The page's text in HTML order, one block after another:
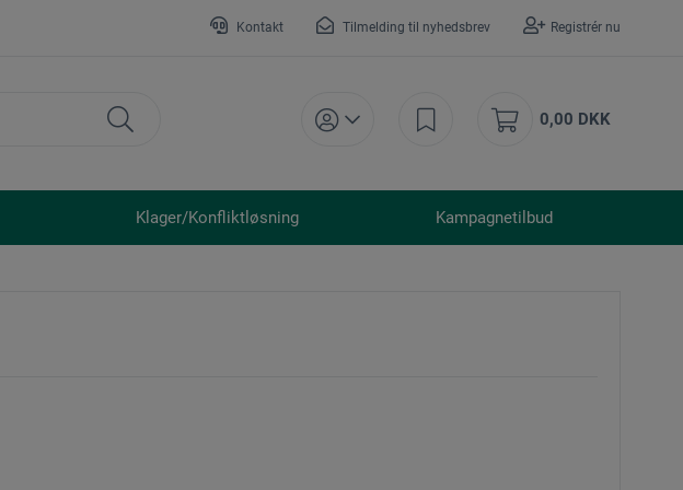
Kontakt Tilmelding til nyhedsbrev Registrér nu
0,00 DKK
Klager/Konfliktløsning Kampagnetilbud